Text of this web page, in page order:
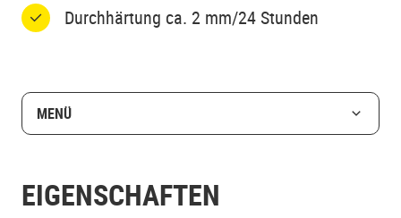
Durchhärtung ca. 2 mm/24 Stunden
MENÜ
EIGENSCHAFTEN